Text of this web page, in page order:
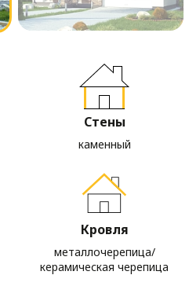
Стены
каменный
Кровля
металлочерепица/
керамическая черепица